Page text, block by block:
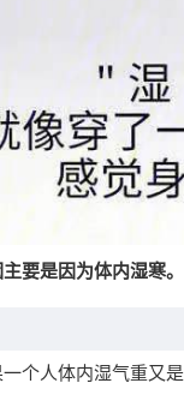
要是因为体内湿寒。
个人体内湿气重又